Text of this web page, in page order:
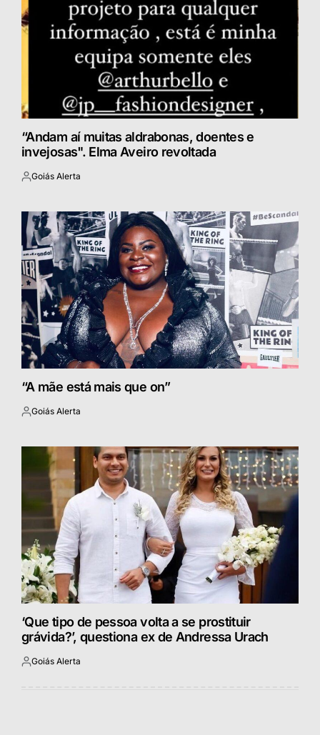
“Andam aí muitas aldrabonas, doentes e
invejosas". Elma Aveiro revoltada
Postado
Goiás Alerta
“A mãe está mais que on”
Postado
Goiás Alerta
‘Que tipo de pessoa volta a se prostituir
grávida?’, questiona ex de Andressa Urach
Postado
Goiás Alerta